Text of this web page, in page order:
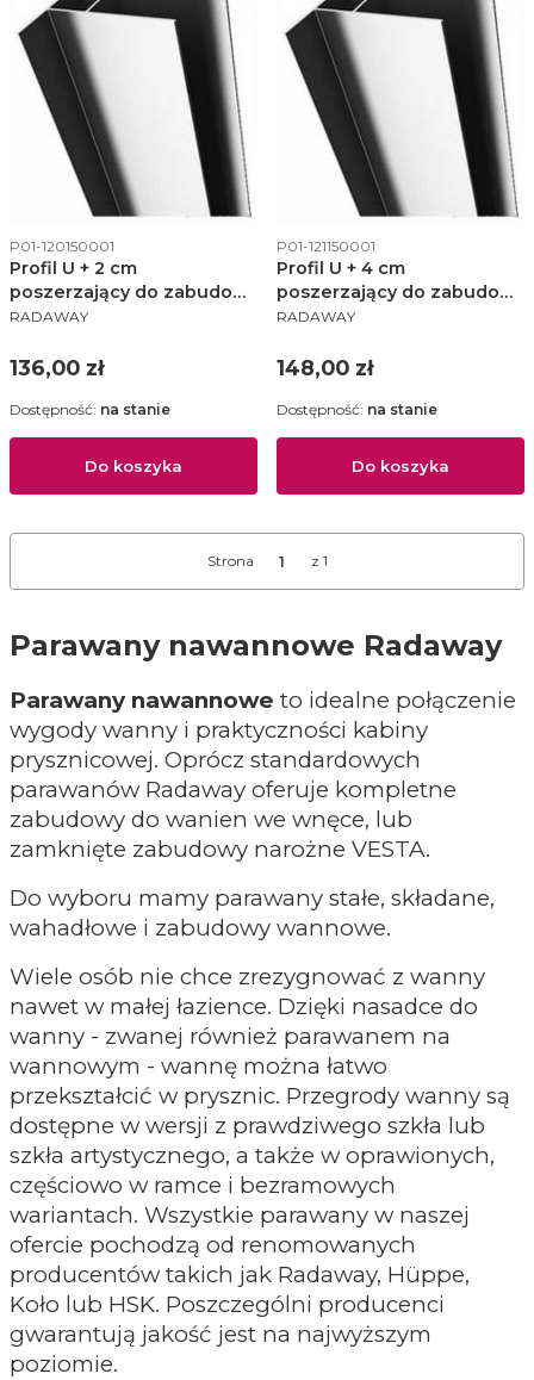
Kod produktu
P01-120150001
Profil U + 2 cm
poszerzający do zabudowy
nawannowej Vesta - P01-
PRODUCENT
RADAWAY
Cena
136,00 zł
Do koszyka
Dostępność: na stanie
Kod produktu
P01-121150001
Profil U + 4 cm
poszerzający do zabudowy
nawannowej Vesta - P01-
PRODUCENT
RADAWAY
Cena
148,00 zł
Do koszyka
Dostępność: na stanie
Strona z 1
Parawany nawannowe Radaway
Parawany nawannowe to idealne połączenie
wygody wanny i praktyczności kabiny
prysznicowej. Oprócz standardowych
parawanów Radaway oferuje kompletne
zabudowy do wanien we wnęce, lub
zamknięte zabudowy narożne VESTA.
Do wyboru mamy parawany stałe, składane,
wahadłowe i zabudowy wannowe.
Wiele osób nie chce zrezygnować z wanny
nawet w małej łazience. Dzięki nasadce do
wanny - zwanej również parawanem na
wannowym - wannę można łatwo
przekształcić w prysznic. Przegrody wanny są
dostępne w wersji z prawdziwego szkła lub
szkła artystycznego, a także w oprawionych,
częściowo w ramce i bezramowych
wariantach. Wszystkie parawany w naszej
ofercie pochodzą od renomowanych
producentów takich jak Radaway, Hüppe,
Koło lub HSK. Poszczególni producenci
gwarantują jakość jest na najwyższym
poziomie.